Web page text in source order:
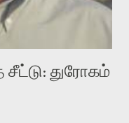
சொருகப் போகிறோம்.
ஒன்று ம...
துரோகம்